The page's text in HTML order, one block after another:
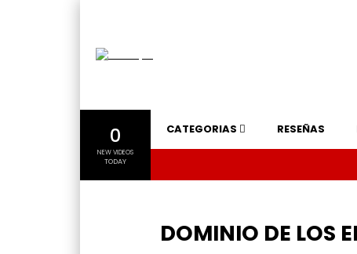
0
NEW VIDEOS
TODAY
CATEGORIAS RESEÑAS
DOMINIO DE